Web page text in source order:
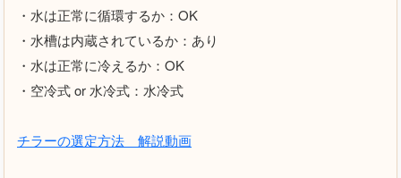
・水は正常に循環するか：OK
・水槽は内蔵されているか：あり
・水は正常に冷えるか：OK
・空冷式 or 水冷式：水冷式
チラーの選定方法 解説動画